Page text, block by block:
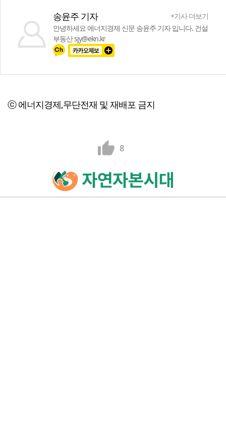
송윤주 기자
+기사 더보기
안녕하세요 에너지경제 신문 송윤주 기자 입니다. 건설
부동산 sjy@ekn.kr
ⓒ 에너지경제,무단전재 및 재배포 금지
8